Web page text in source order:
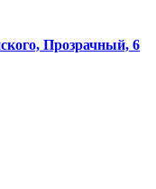
Прозрачный, 6